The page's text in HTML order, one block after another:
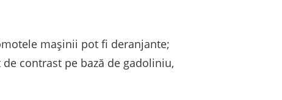
mașinii pot fi deranjante;
contrast pe bază de gadoliniu,